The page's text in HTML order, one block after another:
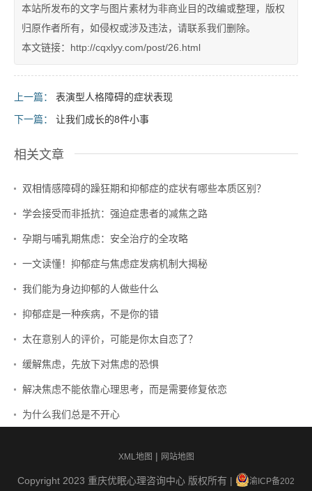
本站所发布的文字与图片素材为非商业目的改编或整理，版权
归原作者所有，如侵权或涉及违法，请联系我们删除。
本文链接：http://cqxlyy.com/post/26.html
上一篇：
表演型人格障碍的症状表现
下一篇：
让我们成长的8件小事
相关文章
双相情感障碍的躁狂期和抑郁症的症状有哪些本质区别？
学会接受而非抵抗：强迫症患者的减焦之路
孕期与哺乳期焦虑：安全治疗的全攻略
一文读懂！抑郁症与焦虑症发病机制大揭秘
我们能为身边抑郁的人做些什么
抑郁症是一种疾病，不是你的错
太在意别人的评价，可能是你太自恋了？
缓解焦虑，先放下对焦虑的恐惧
解决焦虑不能依靠心理思考，而是需要修复依恋
为什么我们总是不开心
XML地图 | 网站地图
Copyright 2023 重庆优眠心理咨询中心 版权所有 | 渝ICP备202